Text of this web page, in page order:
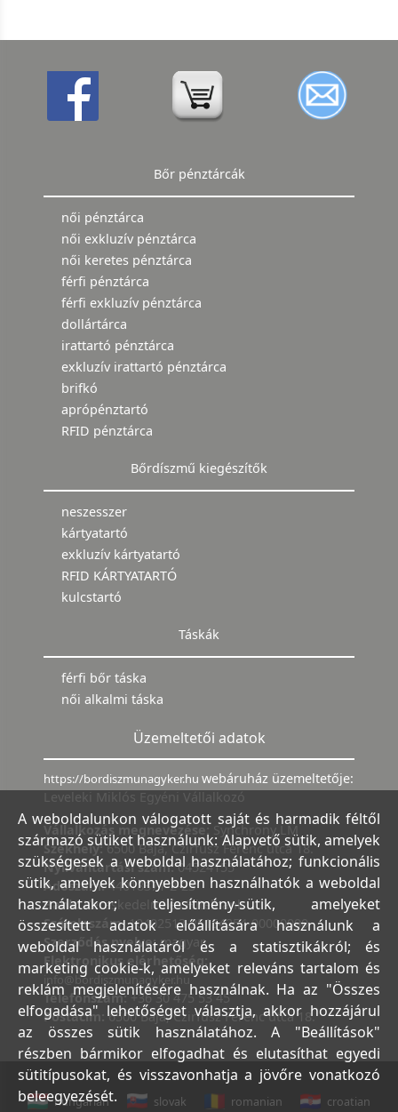
Bőr pénztárcák
női pénztárca
női exkluzív pénztárca
női keretes pénztárca
férfi pénztárca
férfi exkluzív pénztárca
dollártárca
irattartó pénztárca
exkluzív irattartó pénztárca
brifkó
aprópénztartó
RFID pénztárca
Bőrdíszmű kiegészítők
neszesszer
kártyatartó
exkluzív kártyatartó
RFID KÁRTYATARTÓ
kulcstartó
Táskák
férfi bőr táska
női alkalmi táska
Üzemeltetői adatok
https://bordiszmunagyker.hu webáruház üzemeltetője:
Leveleki Miklós Egyéni Vállalkozó
Vállalkozás megnevezése: Synchrony LM
Székhely:6500 Baja, Czirfusz Ferenc utca 18.
Nyilvántartási szám:04524155
Adószám:44018371-2-23
Bank:Kereskedelmi és Hitelbank
Számlaszám:10402513-25154254-00000000
Szerződés nyelve:magyar
Elektronikus elérhetőség:
info@bordiszmunagyker.hu
Telefonszám: +36 30 475 53 45
Postacím:6500 Baja, Czirfusz Ferenc utca 18.
hungarian slovak romanian croatian
A weboldalunkon válogatott saját és harmadik féltől
származó sütiket használunk: Alapvető sütik, amelyek
szükségesek a weboldal használatához; funkcionális
sütik, amelyek könnyebben használhatók a weboldal
használatakor; teljesítmény-sütik, amelyeket
összesített adatok előállítására használunk a
weboldal használatáról és a statisztikákról; és
marketing cookie-k, amelyeket releváns tartalom és
reklám megjelenítésére használnak. Ha az "Összes
elfogadása" lehetőséget választja, akkor hozzájárul
az összes sütik használatához. A "Beállítások"
részben bármikor elfogadhat és elutasíthat egyedi
sütitípusokat, és visszavonhatja a jövőre vonatkozó
beleegyezését.